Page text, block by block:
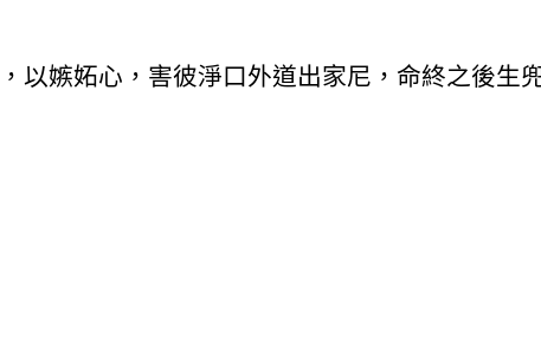
以嫉妬心，害彼淨口外道出家尼，命終之後生